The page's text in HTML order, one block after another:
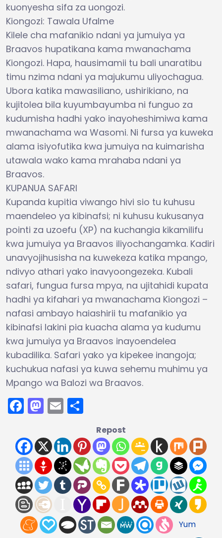
kuonyesha sifa za uongozi.
Kiongozi: Tawala Ufalme
Kilele cha mafanikio ndani ya jumuiya ya
Braavos hupatikana kama mwanachama
Kiongozi. Hapa, hausimamii tu bali unaratibu
timu nzima ndani ya majukumu uliyochagua.
Ubora katika mawasiliano, ushirikiano, na
kujitolea bila kuyumbayumba ni funguo za
kudumisha hadhi yako inayoheshimiwa kama
mwanachama wa Wasomi. Ni fursa ya kuweka
alama isiyofutika kwa jumuiya na kuimarisha
utawala wako kama mrahaba ndani ya
Braavos.
KUPANUA SAFARI
Kupanda kupitia viwango hivi sio tu kuhusu
maendeleo ya kibinafsi; ni kuhusu kukusanya
pointi za uzoefu (XP) na kuchangia kikamilifu
kwa jumuiya ya Braavos iliyochangamka. Kadiri
unavyojihusisha na kuwekeza katika mpango,
ndivyo athari yako inavyoongezeka. Kubali
safari, fungua fursa mpya, na ujitahidi kupata
hadhi ya kifahari ya mwanachama Kiongozi –
nafasi ambayo haiashirii tu mafanikio ya
kibinafsi lakini pia kuacha alama ya kudumu
kwa jumuiya ya Braavos inayoendelea
kubadilika. Safari yako ya kipekee inangoja;
kuchukua nafasi ya kuwa sehemu muhimu ya
Mpango wa Balozi wa Braavos.
Facebook
Mastodon
Email
Repost
Yum